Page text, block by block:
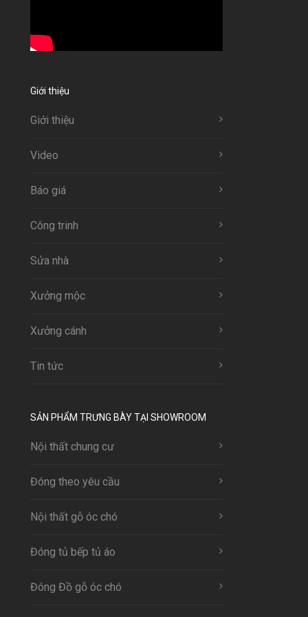
Giới thiệu
Giới thiệu
Video
Báo giá
Công trinh
Sửa nhà
Xưởng mộc
Xưởng cánh
Tin tức
SẢN PHẨM TRƯNG BÀY TẠI SHOWROOM
Nội thất chung cư
Đóng theo yêu cầu
Nội thất gỗ óc chó
Đóng tủ bếp tủ áo
Đóng Đồ gỗ óc chó